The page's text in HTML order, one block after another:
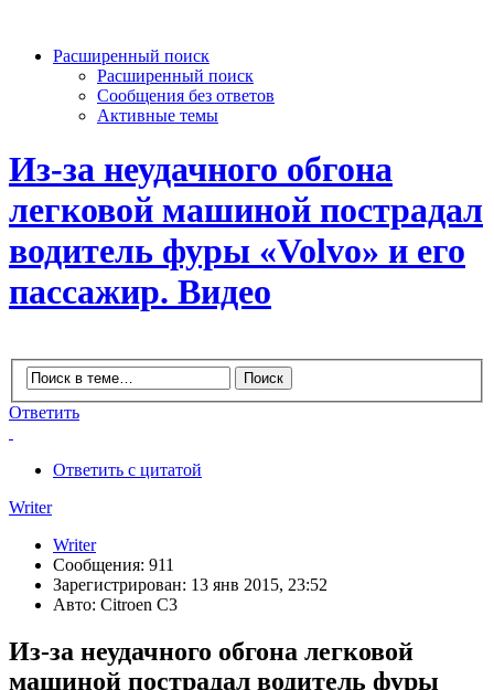
Расширенный поиск
Расширенный поиск
Сообщения без ответов
Активные темы
Из-за неудачного обгона
легковой машиной пострадал
водитель фуры «Volvo» и его
пассажир. Видео
Ответить
Ответить с цитатой
Writer
Writer
Сообщения: 911
Зарегистрирован: 13 янв 2015, 23:52
Авто: Citroen C3
Из-за неудачного обгона легковой
машиной пострадал водитель фуры